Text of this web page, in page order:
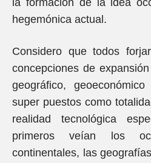
la formación de la idea
hegemónica actual.
Considero que todos
concepciones de
geográfico,
super puestos como
realidad tecnológica
primeros veían los
continentales, las